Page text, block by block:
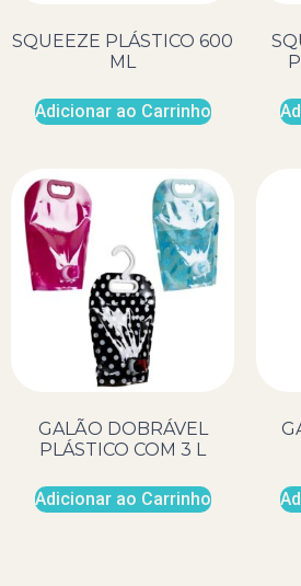
SQUEEZE PLÁSTICO 600
ML
Adicionar ao Carrinho
GALÃO DOBRÁVEL
PLÁSTICO COM 3 L
Adicionar ao Carrinho